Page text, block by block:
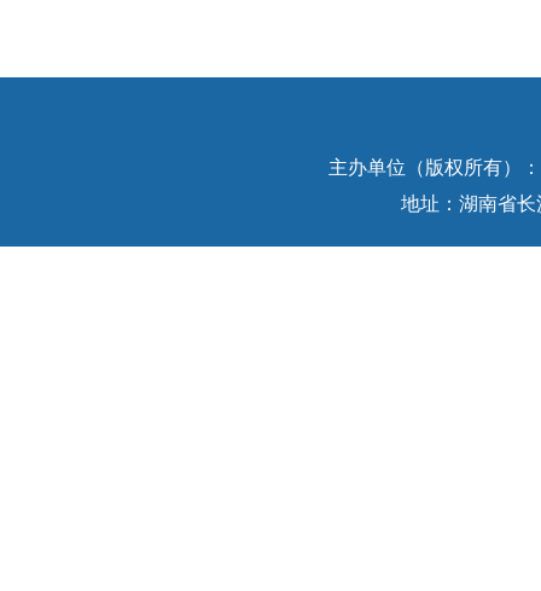
主办单位（版权所有）
地址：湖南省